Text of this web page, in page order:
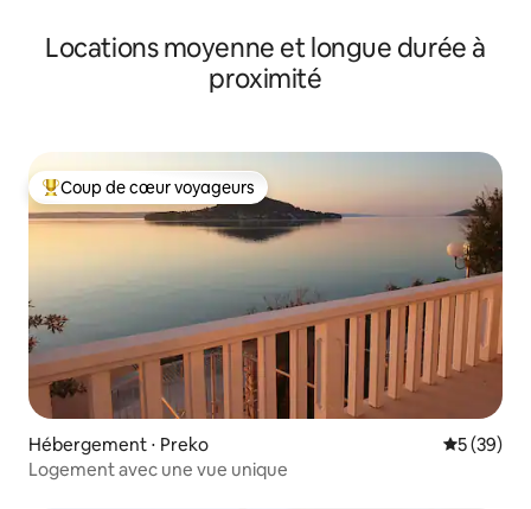
Locations moyenne et longue durée à
proximité
Coups de cœur voyageurs les plus appréciés
Coup de cœur voyageurs
Hébergement ⋅ Preko
5 (39)
Logement avec une vue unique